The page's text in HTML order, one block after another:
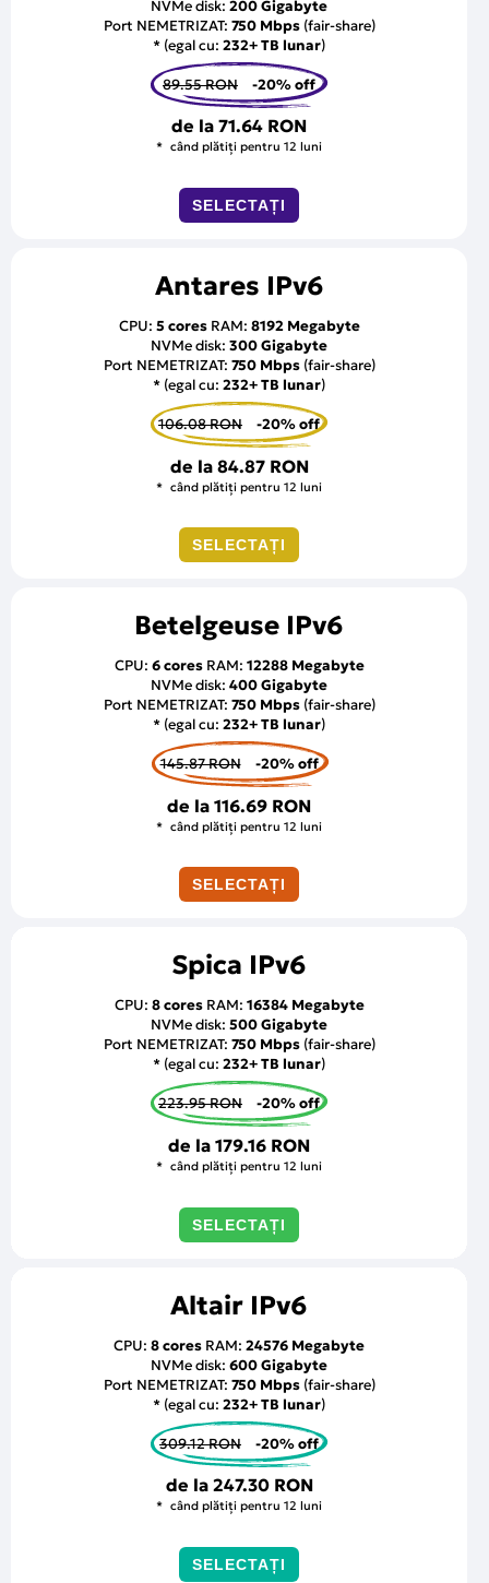
NVMe disk: 200 Gigabyte
Port NEMETRIZAT: 750 Mbps(fair-share)
* (egal cu: 232+ TB lunar)
89.55 RON -20% off
de la 71.64 RON
când plătiți pentru 12 luni
SELECTAȚI
Antares IPv6
CPU: 5 coresRAM: 8192 Megabyte
NVMe disk: 300 Gigabyte
Port NEMETRIZAT: 750 Mbps(fair-share)
* (egal cu: 232+ TB lunar)
106.08 RON -20% off
de la 84.87 RON
când plătiți pentru 12 luni
SELECTAȚI
Betelgeuse IPv6
CPU: 6 coresRAM: 12288 Megabyte
NVMe disk: 400 Gigabyte
Port NEMETRIZAT: 750 Mbps(fair-share)
* (egal cu: 232+ TB lunar)
145.87 RON -20% off
de la 116.69 RON
când plătiți pentru 12 luni
SELECTAȚI
Spica IPv6
CPU: 8 coresRAM: 16384 Megabyte
NVMe disk: 500 Gigabyte
Port NEMETRIZAT: 750 Mbps(fair-share)
* (egal cu: 232+ TB lunar)
223.95 RON -20% off
de la 179.16 RON
când plătiți pentru 12 luni
SELECTAȚI
Altair IPv6
CPU: 8 cores RAM: 24576 Megabyte
NVMe disk: 600 Gigabyte
Port NEMETRIZAT: 750 Mbps(fair-share)
* (egal cu: 232+ TB lunar)
309.12 RON -20% off
de la 247.30 RON
când plătiți pentru 12 luni
SELECTAȚI